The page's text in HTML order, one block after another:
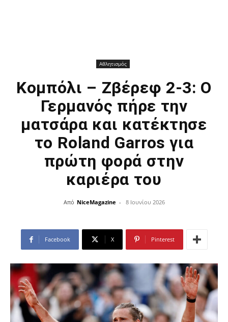
Αθλητισμός
Κομπόλι – Ζβέρεφ 2-3: Ο
Γερμανός πήρε την
ματσάρα και κατέκτησε
το Roland Garros για
πρώτη φορά στην
καριέρα του
Από NiceMagazine - 8 Ιουνίου 2026
Facebook X Pinterest